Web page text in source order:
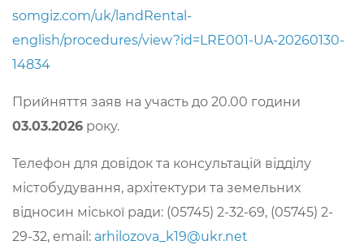
somgiz.com/uk/landRental-
english/procedures/view?id=LRE001-UA-20260130-
14834
Прийняття заяв на участь до 20.00 години
03.03.2026 року.
Телефон для довідок та консультацій відділу
містобудування, архітектури та земельних
відносин міської ради: (05745) 2-32-69, (05745) 2-
29-32, email: arhilozova_k19@ukr.net